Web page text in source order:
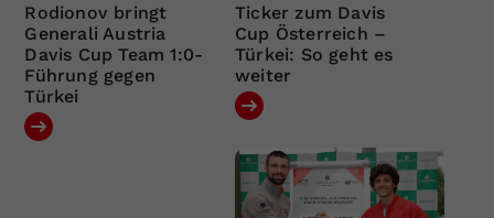
Rodionov bringt
Generali Austria
Davis Cup Team 1:0-
Führung gegen
Türkei
Ticker zum Davis
Cup Österreich –
Türkei: So geht es
weiter